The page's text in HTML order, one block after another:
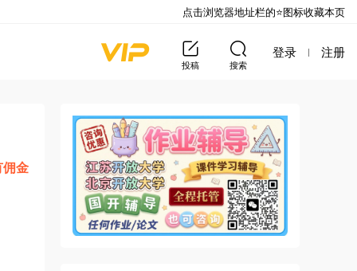
投稿 搜索
登录 注册
佣金
点击浏览器地址栏的⭐图标收藏本页